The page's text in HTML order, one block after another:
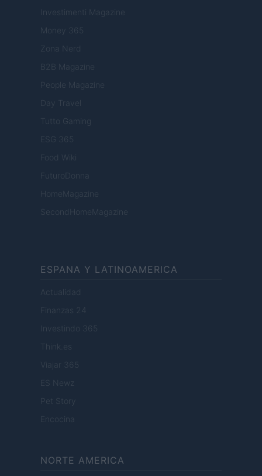
Investimenti Magazine
Money 365
Zona Nerd
B2B Magazine
People Magazine
Day Travel
Tutto Gaming
ESG 365
Food Wiki
FuturoDonna
HomeMagazine
SecondHomeMagazine
ESPANA Y LATINOAMERICA
Actualidad
Finanzas 24
Investindo 365
Think.es
Viajar 365
ES Newz
Pet Story
Encocina
NORTE AMERICA